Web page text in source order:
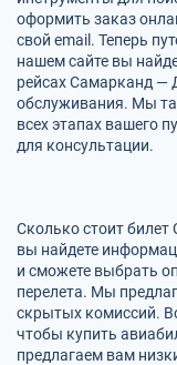
оформить заказ
свой email. Теперь
нашем сайте вы
рейсах Самарканд —
обслуживания. Мы
всех этапах вашего
для консультации.
Сколько стоит
вы найдете
и сможете выбрать
перелета. Мы
скрытых комиссий.
чтобы купить
предлагаем вам